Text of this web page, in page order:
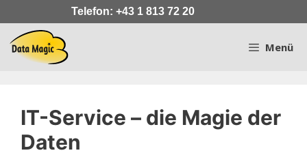
Inhalt
springen
Telefon: +43 1 813 72 20
Menü
IT-Service – die Magie der
Daten